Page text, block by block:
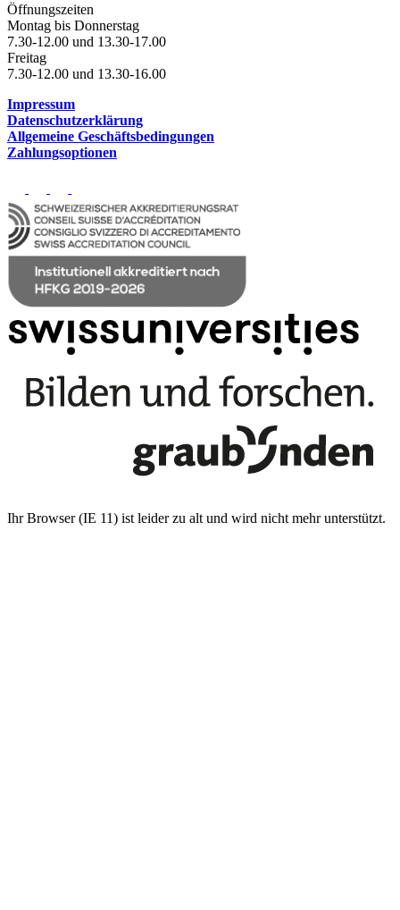
Öffnungszeiten
Montag bis Donnerstag
7.30-12.00 und 13.30-17.00
Freitag
7.30-12.00 und 13.30-16.00
Impressum
Datenschutzerklärung
Allgemeine Geschäftsbedingungen
Zahlungsoptionen
Ihr Browser (IE 11) ist leider zu alt und wird nicht mehr unterstützt.